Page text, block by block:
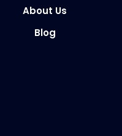
About Us
Blog